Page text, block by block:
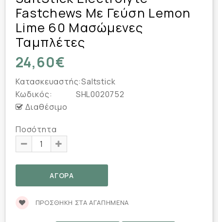
Fastchews Με Γεύση Lemon
Lime 60 Μασώμενες
Ταμπλέτες
24,60€
Κατασκευαστής:Saltstick
Κωδικός:
SHL0020752
Διαθέσιμο
Ποσότητα
ΠΡΟΣΘΉΚΗ ΣΤΑ ΑΓΑΠΗΜΈΝΑ